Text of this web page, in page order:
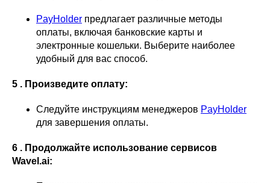
PayHolder предлагает различные методы
оплаты, включая банковские карты и
электронные кошельки. Выберите наиболее
удобный для вас способ.
5 . Произведите оплату:
Следуйте инструкциям менеджеров PayHolder
для завершения оплаты.
6 . Продолжайте использование сервисов
Wavel.ai: